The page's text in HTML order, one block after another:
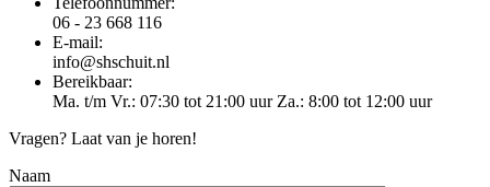
06 - 23 668 116
E-mail:
info@shschuit.nl
Bereikbaar:
Ma. t/m Vr.: 07:30 tot 21:00 uur Za.: 8:00 tot 12:00 uur
Vragen? Laat van je horen!
Naam